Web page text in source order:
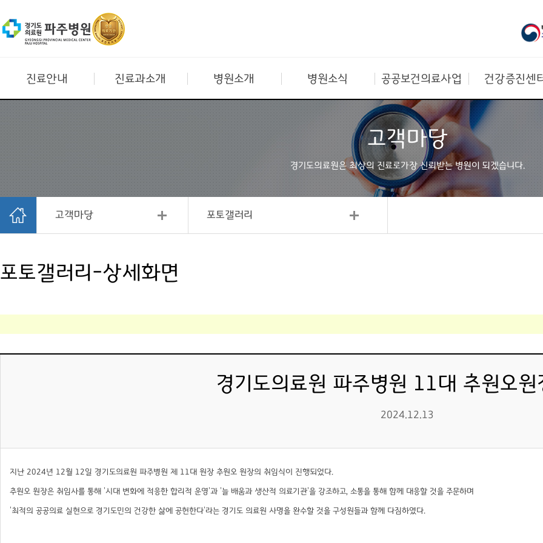
진료안내 진료과소개 병원소개 병원소식 공공보건의료사업 건강증진센
고객마당
경기도의료원은 최상의 진료로가장 신뢰받는 병원이 되겠습니다.
고객마당 포토갤러리
포토갤러리-상세화면
경기도의료원 파주병원 11대 추원오원
2024.12.13
지난 2024년 12월 12일 경기도의료원 파주병원 제 11대 원장 추원오 원장의 취임식이 진행되었다.
추원오 원장은 취임사를 통해 '시대 변화에 적응한 합리적 운영'과 '늘 배움과 생산적 의료기관'을 강조하고, 소통을 통해 함께 대응할 것을 주문하며
'최적의 공공의료 실현으로 경기도민의 건강한 삶에 공헌한다'라는 경기도 의료원 사명을 완수할 것을 구성원들과 함께 다짐하였다.